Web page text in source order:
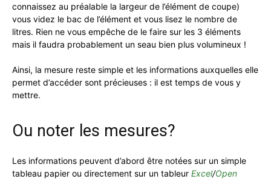
connaissez au préalable la largeur de l’élément de coupe)
vous videz le bac de l’élément et vous lisez le nombre de
litres. Rien ne vous empêche de le faire sur les 3 éléments
mais il faudra probablement un seau bien plus volumineux !
Ainsi, la mesure reste simple et les informations auxquelles elle
permet d’accéder sont précieuses : il est temps de vous y
mettre.
Ou noter les mesures?
Les informations peuvent d’abord être notées sur un simple
tableau papier ou directement sur un tableur Excel/Open